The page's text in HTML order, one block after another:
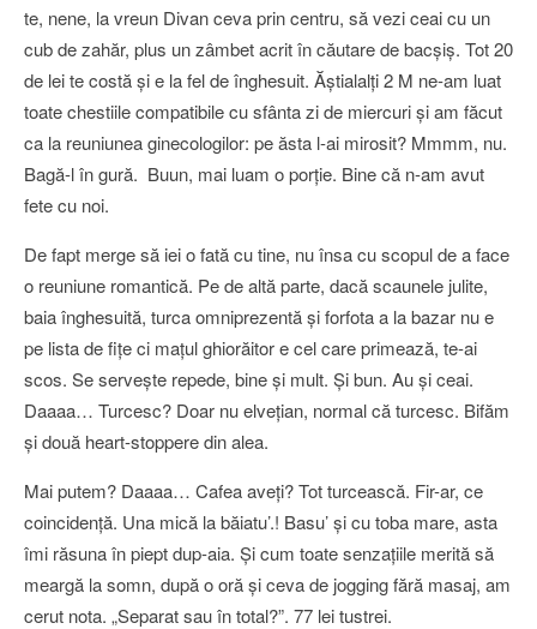
te, nene, la vreun Divan ceva prin centru, să vezi ceai cu un
cub de zahăr, plus un zâmbet acrit în căutare de bacşiş. Tot 20
de lei te costă şi e la fel de înghesuit. Ăştialalţi 2 M ne-am luat
toate chestiile compatibile cu sfânta zi de miercuri şi am făcut
ca la reuniunea ginecologilor: pe ăsta l-ai mirosit? Mmmm, nu.
Bagă-l în gură. Buun, mai luam o porţie. Bine că n-am avut
fete cu noi.
De fapt merge să iei o fată cu tine, nu însa cu scopul de a face
o reuniune romantică. Pe de altă parte, dacă scaunele julite,
baia înghesuită, turca omniprezentă şi forfota a la bazar nu e
pe lista de fiţe ci maţul ghiorăitor e cel care primează, te-ai
scos. Se serveşte repede, bine şi mult. Şi bun. Au şi ceai.
Daaaa… Turcesc? Doar nu elveţian, normal că turcesc. Bifăm
şi două heart-stoppere din alea.
Mai putem? Daaaa… Cafea aveţi? Tot turcească. Fir-ar, ce
coincidenţă. Una mică la băiatu’.! Basu’ şi cu toba mare, asta
îmi răsuna în piept dup-aia. Şi cum toate senzaţiile merită să
meargă la somn, după o oră şi ceva de jogging fără masaj, am
cerut nota. „Separat sau în total?”. 77 lei tustrei.